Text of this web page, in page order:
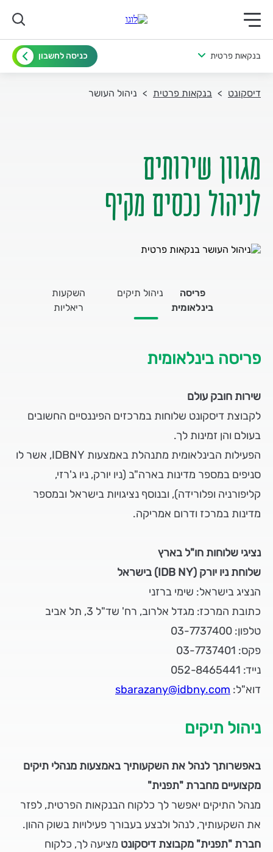
תפריט ראשי לנייד
בנקאות פרטית כניסה לחשבון
דיסקונט בנקאות פרטית ניהול העושר
לניהול נכסים מקיף
פריסה
בינלאומית
ניהול תיקים
השקעות
ריאליות
פריסה בינלאומית
שירות חובק עולם
לקבוצת דיסקונט שלוחות במרכזים הפיננסיים החשובים
בעולם והן זמינות לך.
הפעילות הבינלאומית מתנהלת באמצעות IDBNY, אשר לו
סניפים במספר מדינות בארה"ב (ניו יורק, ניו ג'רזי,
קליפורניה ופלורידה), ובנוסף נציגויות בישראל ובמספר
מדינות במרכז ודרום אמריקה.
נציגי שלוחות חו"ל בארץ
שלוחת ניו יורק (IDB NY) בישראל
הנציג בישראל: שימי ברזני
כתובת המרכז: מגדל אלרוב, רח' שד"ל 3, תל אביב
טלפון: 03-7737400
פקס: 03-7737401
נייד: 052-8465441
דוא"ל: sbarazany@idbny.com
ניהול תיקים
באפשרותך לנהל את השקעותיך באמצעות מנהלי תיקים
מקצועיים מחברת "תפנית"
מנהל התיקים יאפשר לך כלקוח הבנקאות הפרטית, לפזר
את השקעותיך, לנהל ולבצע בעבורך פעילויות בשוק ההון.
חברת "תפנית" מקבוצת דיסקונט מציעה לך, כלקוח